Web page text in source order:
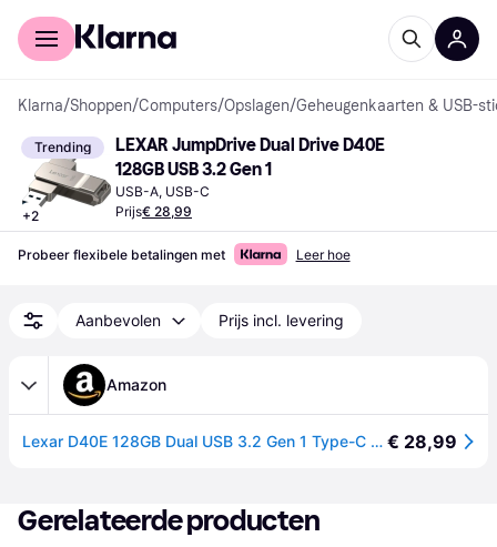
Voor shoppers
Klarna/Shoppen/Computers/Opslagen/Geheugenkaarten & USB-
Trending
+2
LEXAR JumpDrive Dual Drive D40E
128GB USB 3.2 Gen 1
USB-A, USB-C
Prijs€ 28,99
Probeer flexibele betalingen met Leer hoe
Aanbevolen Prijs incl. levering
Amazon
Lexar D40E 128GB Dual USB 3.2 Gen 1 Type-C Jump Drive, Champagne Zilver € 28,99
Gerelateerde producten